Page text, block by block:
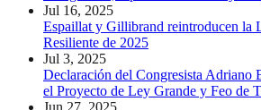
Jul 16, 2025
Espaillat y Gillibrand reintroducen la
Resiliente de 2025
Jul 3, 2025
Declaración del Congresista Adriano
el Proyecto de Ley Grande y Feo de
Jun 27, 2025